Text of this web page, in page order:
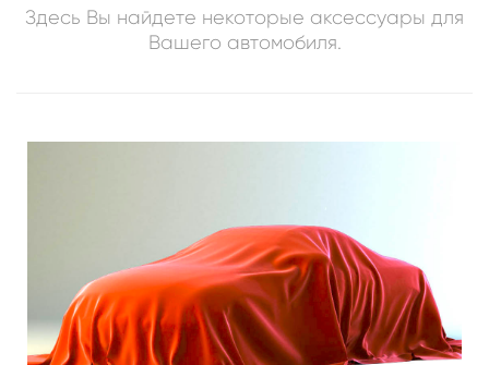
Здесь Вы найдете некоторые аксессуары для
Вашего автомобиля.